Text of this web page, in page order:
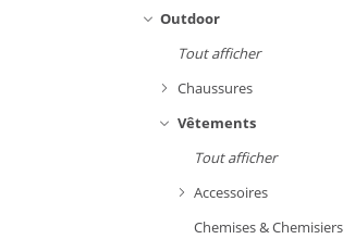
Outdoor
Tout afficher
Chaussures
Vêtements
Tout afficher
Accessoires
Chemises & Chemisiers